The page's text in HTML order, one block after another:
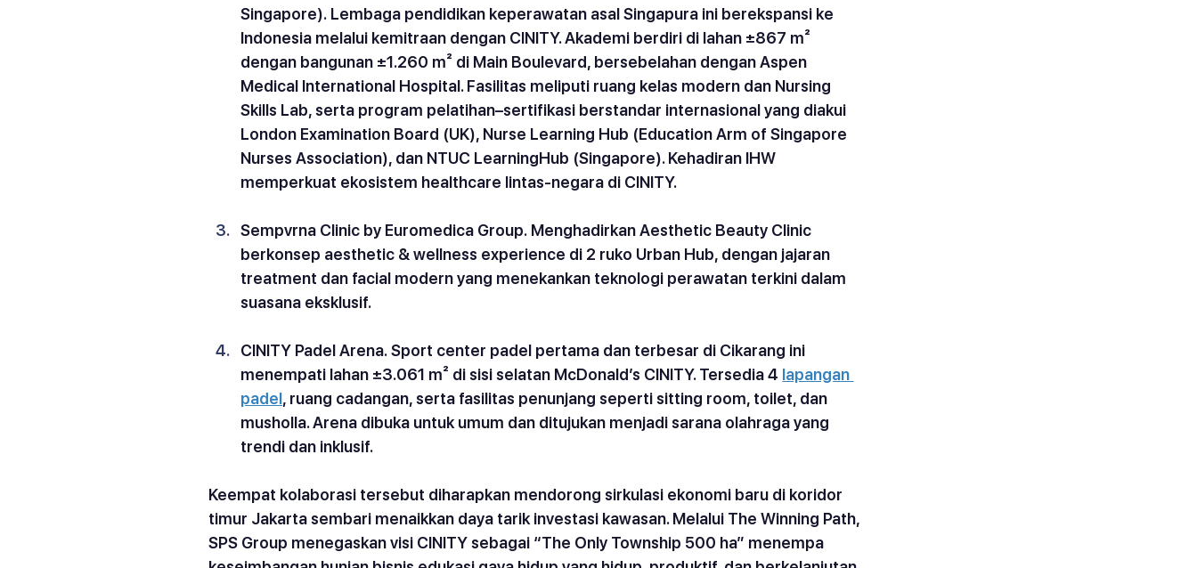
Singapore). Lembaga pendidikan keperawatan asal Singapura ini berekspansi ke
Indonesia melalui kemitraan dengan CINITY. Akademi berdiri di lahan ±867 m²
dengan bangunan ±1.260 m² di Main Boulevard, bersebelahan dengan Aspen
Medical International Hospital. Fasilitas meliputi ruang kelas modern dan Nursing
Skills Lab, serta program pelatihan–sertifikasi berstandar internasional yang diakui
London Examination Board (UK), Nurse Learning Hub (Education Arm of Singapore
Nurses Association), dan NTUC LearningHub (Singapore). Kehadiran IHW
memperkuat ekosistem healthcare lintas-negara di CINITY.
Sempvrna Clinic by Euromedica Group. Menghadirkan Aesthetic Beauty Clinic
berkonsep aesthetic & wellness experience di 2 ruko Urban Hub, dengan jajaran
treatment dan facial modern yang menekankan teknologi perawatan terkini dalam
suasana eksklusif.
CINITY Padel Arena. Sport center padel pertama dan terbesar di Cikarang ini
menempati lahan ±3.061 m² di sisi selatan McDonald’s CINITY. Tersedia 4 lapangan
padel, ruang cadangan, serta fasilitas penunjang seperti sitting room, toilet, dan
musholla. Arena dibuka untuk umum dan ditujukan menjadi sarana olahraga yang
trendi dan inklusif.
Keempat kolaborasi tersebut diharapkan mendorong sirkulasi ekonomi baru di koridor
timur Jakarta sembari menaikkan daya tarik investasi kawasan. Melalui The Winning Path,
SPS Group menegaskan visi CINITY sebagai “The Only Township 500 ha” menempa